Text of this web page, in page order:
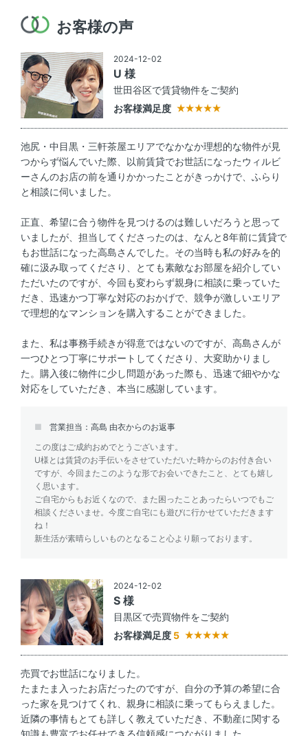
お客様の声
2024-12-02
U 様
世田谷区で賃貸物件をご契約
お客様満足度
池尻・中目黒・三軒茶屋エリアでなかなか理想的な物件が見
つからず悩んでいた際、以前賃貸でお世話になったウィルビ
ーさんのお店の前を通りかかったことがきっかけで、ふらり
と相談に伺いました。
正直、希望に合う物件を見つけるのは難しいだろうと思って
いましたが、担当してくださったのは、なんと8年前に賃貸で
もお世話になった高島さんでした。その当時も私の好みを的
確に汲み取ってくださり、とても素敵なお部屋を紹介してい
ただいたのですが、今回も変わらず親身に相談に乗っていた
だき、迅速かつ丁寧な対応のおかげで、競争が激しいエリア
で理想的なマンションを購入することができました。
また、私は事務手続きが得意ではないのですが、高島さんが
一つひとつ丁寧にサポートしてくださり、大変助かりまし
た。購入後に物件に少し問題があった際も、迅速で細やかな
対応をしていただき、本当に感謝しています。
営業担当：高島 由衣からのお返事
この度はご成約おめでとうございます。
U様とは賃貸のお手伝いをさせていただいた時からのお付き合い
ですが、今回またこのような形でお会いできたこと、とても嬉し
く思います。
ご自宅からもお近くなので、また困ったことあったらいつでもご
相談くださいませ。今度ご自宅にも遊びに行かせていただきます
ね！
新生活が素晴らしいものとなること心より願っております。
2024-12-02
S 様
目黒区で売買物件をご契約
お客様満足度 5
売買でお世話になりました。
たまたま入ったお店だったのですが、自分の予算の希望に合
った家を見つけてくれ、親身に相談に乗ってもらえました。
近隣の事情もとても詳しく教えていただき、不動産に関する
知識も豊富でお任せできる信頼感につながりました。